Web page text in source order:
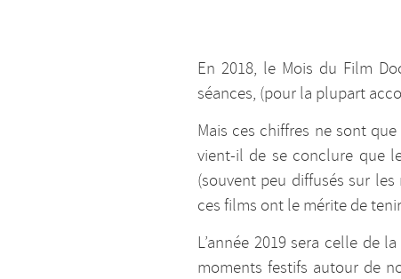
En 2018, le Mois du Film
séances, (pour la plupart
Mais ces chiffres ne sont
vient-il de se conclure que
(souvent peu diffusés sur
ces films ont le mérite de
L’année 2019 sera celle de
moments festifs autour de